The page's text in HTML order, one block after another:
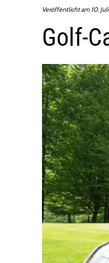
Veröffentlicht am 10.
Golf-